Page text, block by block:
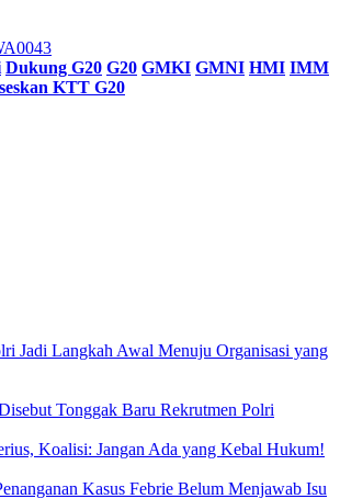
Dukung G20 G20 GMKI GMNI HMI IMM
KTT G20
Jadi Langkah Awal Menuju Organisasi yang
Tonggak Baru Rekrutmen Polri
Koalisi: Jangan Ada yang Kebal Hukum!
Kasus Febrie Belum Menjawab Isu